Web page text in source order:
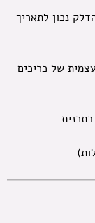
נכון לתאריך
של כריכים